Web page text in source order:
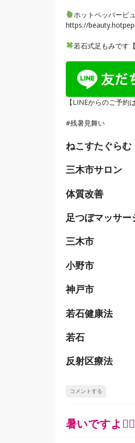
ホットペッパービ
https://
若石式足もみです
【LINEからのご予約
#残暑見舞い
ねこすたぐらむ
三木市サロン
体質改善
足つぼマッサー
三木市
小野市
神戸市
若石健康法
若石
反射区療法
コメントする
暑いですよ